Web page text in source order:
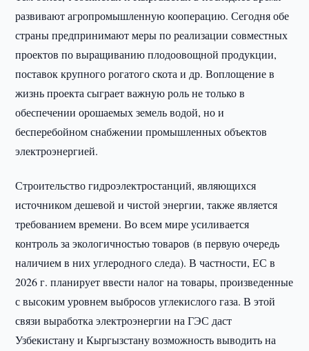
развивают агропромышленную кооперацию. Сегодня обе
страны предпринимают меры по реализации совместных
проектов по выращиванию плодоовощной продукции,
поставок крупного рогатого скота и др. Воплощение в
жизнь проекта сыграет важную роль не только в
обеспечении орошаемых земель водой, но и
бесперебойном снабжении промышленных объектов
электроэнергией.
Строительство гидроэлектростанций, являющихся
источником дешевой и чистой энергии, также является
требованием времени. Во всем мире усиливается
контроль за экологичностью товаров (в первую очередь
наличием в них углеродного следа). В частности, ЕС в
2026 г. планирует ввести налог на товары, произведенные
с высоким уровнем выбросов углекислого газа. В этой
связи выработка электроэнергии на ГЭС даст
Узбекистану и Кыргызстану возможность выводить на